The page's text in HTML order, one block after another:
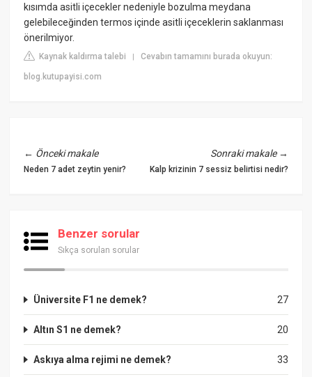
kısımda asitli içecekler nedeniyle bozulma meydana
gelebileceğinden termos içinde asitli içeceklerin saklanması
önerilmiyor.
Kaynak kaldırma talebi |Cevabın tamamını burada okuyun:
blog.kutupayisi.com
← Önceki makale
Neden 7 adet zeytin yenir?
Sonraki makale→
Kalp krizinin 7 sessiz belirtisi nedir?
Benzer sorular
Sıkça sorulan sorular
27
Üniversite F1 ne demek?
20
Altın S1 ne demek?
33
Askıya alma rejimi ne demek?